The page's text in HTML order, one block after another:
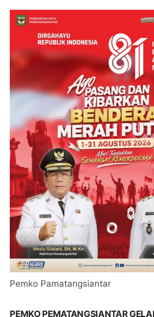
Pemko Pamatangsiantar
PEMKO PEMATANGSIANTAR